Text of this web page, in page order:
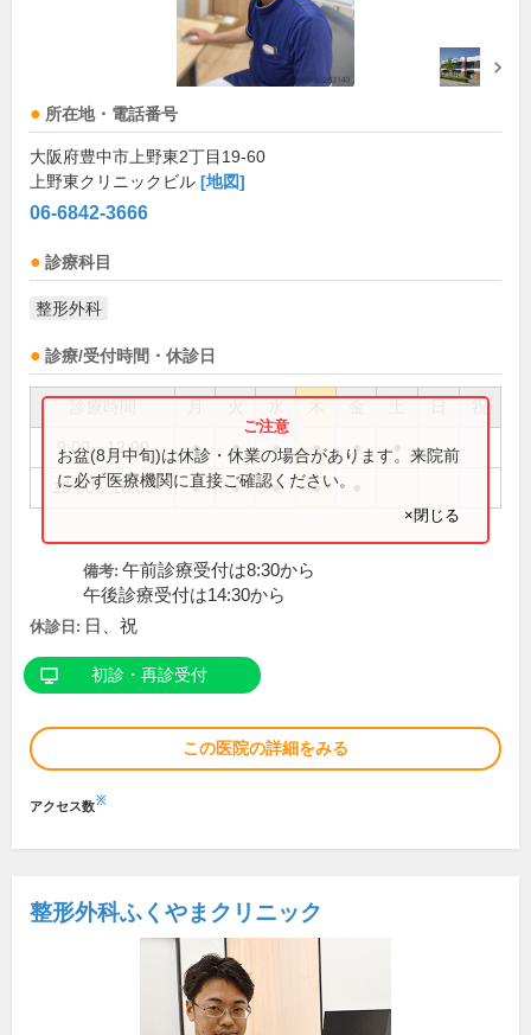
所在地・電話番号
大阪府豊中市上野東2丁目19-60
上野東クリニックビル [地図]
06-6842-3666
診療科目
整形外科
診療/受付時間・休診日
祝
9:00～12:00 ● ● ● ● ●
15:00～18:00 ● ● ● ●
お盆(8月中旬)は休診・休業の場合があります。来院前
に必ず医療機関に直接ご確認ください。
×閉じる
備考: 午前診療受付は8:30から
午後診療受付は14:30から
休診日: 日、祝
初診・再診受付
この医院の詳細をみる
アクセス数※
整形外科ふくやまクリニック